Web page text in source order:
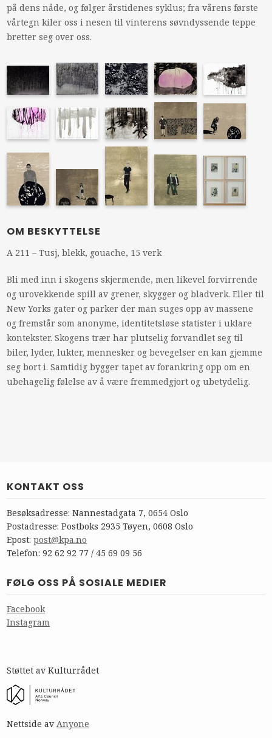
på dens nåde, og følger årstidenes syklus; fra vårens første
vårtegn kiler oss i nesen til vinterens søvndyssende teppe
bretter seg over oss.
OM BESKYTTELSE
A 211 – Tusj, blekk, gouache, 15 verk
Bli med inn i skogens skjermende, men likevel forvirrende
og urovekkende spill av grener, skygger og bladverk. Eller til
New Yorks gater og parker der man suges opp av massene
og fremstår som anonyme, identitetsløse statister i uklare
kontekster. Skogens trær har plutselig forvandlet seg til
biler, lyder, lukter, mennesker og bevegelser en kan gjemme
seg bort i. Samtidig bygger tapet av forankring opp om en
ubehagelig følelse av å være fremmedgjort og ubetydelig.
KONTAKT OSS
Besøksadresse: Nannestadgata 7, 0654 Oslo
Postadresse: Postboks 2935 Tøyen, 0608 Oslo
Epost:post@kpa.no
Telefon: 92 62 92 77 / 45 69 09 56
FØLG OSS PÅ SOSIALE MEDIER
Facebook
Instagram
Støttet av Kulturrådet
Nettside avAnyone